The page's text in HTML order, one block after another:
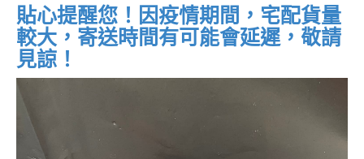
貼心提醒您！因疫情期間，宅配貨量
較大，寄送時間有可能會延遲，敬請
見諒！